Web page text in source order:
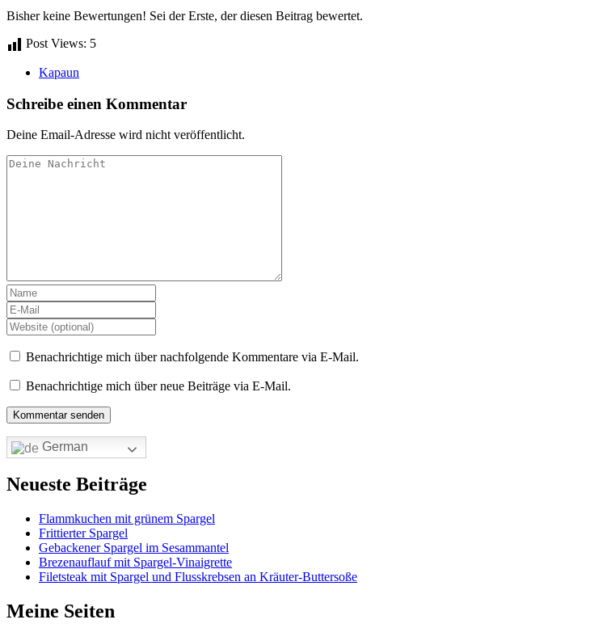
Bisher keine Bewertungen! Sei der Erste, der diesen Beitrag bewertet.
Post Views: 5
Kapaun
Schreibe einen Kommentar
Deine Email-Adresse wird nicht veröffentlicht.
Benachrichtige mich über nachfolgende Kommentare via E-Mail.
Benachrichtige mich über neue Beiträge via E-Mail.
German
Neueste Beiträge
Flammkuchen mit grünem Spargel
Frittierter Spargel
Gebackener Spargel im Sesammantel
Brezenauflauf mit Spargel-Vinaigrette
Filetsteak mit Spargel und Flusskrebsen an Kräuter-Buttersoße
Meine Seiten